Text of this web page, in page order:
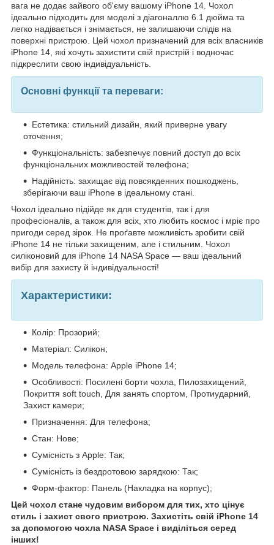
вага не додає зайвого об'єму вашому iPhone 14. Чохол
ідеально підходить для моделі з діагоналлю 6.1 дюйма та
легко надівається і знімається, не залишаючи слідів на
поверхні пристрою. Цей чохол призначений для всіх власників
iPhone 14, які хочуть захистити свій пристрій і водночас
підкреслити свою індивідуальність.
Основні функції та переваги:
Естетика: стильний дизайн, який приверне увагу
оточення;
Функціональність: забезпечує повний доступ до всіх
функціональних можливостей телефона;
Надійність: захищає від повсякденних пошкоджень,
зберігаючи ваш iPhone в ідеальному стані.
Чохол ідеально підійде як для студентів, так і для
професіоналів, а також для всіх, хто любить космос і мріє про
пригоди серед зірок. Не проґавте можливість зробити свій
iPhone 14 не тільки захищеним, але і стильним. Чохол
силіконовий для iPhone 14 NASA Space — ваш ідеальний
вибір для захисту й індивідуальності!
Характеристики:
Колір: Прозорий;
Матеріал: Силікон;
Модель телефона: Apple iPhone 14;
Особливості: Посилені борти чохла, Пилозахищений,
Покриття soft touch, Для занять спортом, Протиударний,
Захист камери;
Призначення: Для телефона;
Стан: Нове;
Сумісність з Apple: Так;
Сумісність із бездротовою зарядкою: Так;
Форм-фактор: Панель (Накладка на корпус);
Цей чохол стане чудовим вибором для тих, хто цінує
стиль і захист свого пристрою. Захистіть свій iPhone 14
за допомогою чохла NASA Space і виділіться серед
інших!